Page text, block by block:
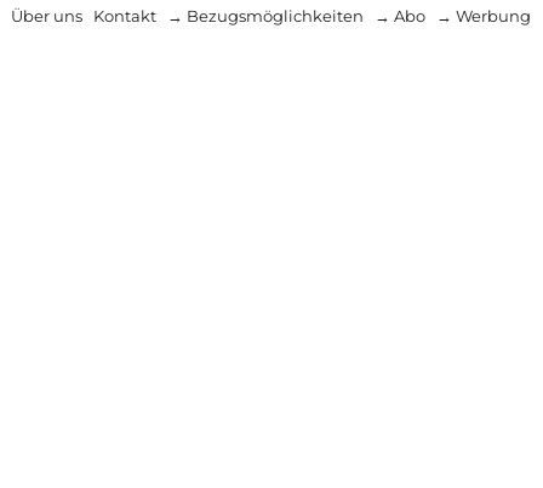
Über uns Kontakt → Bezugsmöglichkeiten → Abo → Werbung